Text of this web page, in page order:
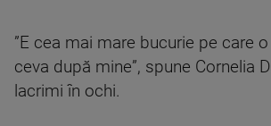
”E cea mai mare bucurie pe care
ceva după mine”, spune Cornelia
lacrimi în ochi.